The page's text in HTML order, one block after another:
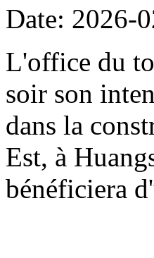
Date: 2026-
L'office du
soir son
dans la
Est, à
bénéficiera